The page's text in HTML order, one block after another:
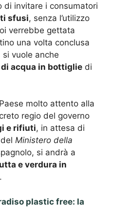
di invitare i consumatori
sfusi, senza l’utilizzo
verrebbe gettata
una volta conclusa
vuole anche
acqua in bottiglie di
molto attento alla
regio del governo
e rifiuti, in attesa di
Ministero della
si andrà a
e verdura in
.
plastic free: la